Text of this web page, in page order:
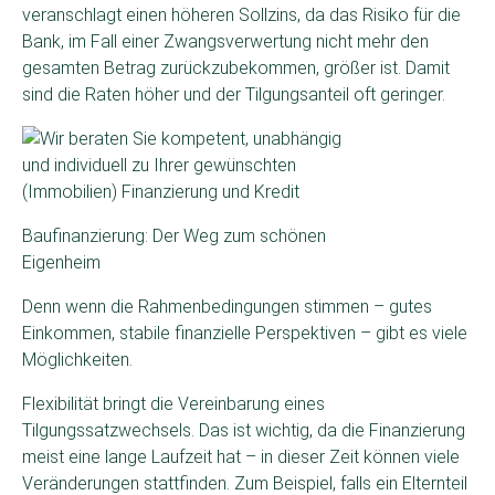
veranschlagt einen höheren Sollzins, da das Risiko für die
Bank, im Fall einer Zwangsverwertung nicht mehr den
gesamten Betrag zurückzubekommen, größer ist. Damit
sind die Raten höher und der Tilgungsanteil oft geringer.
Baufinanzierung: Der Weg zum schönen
Eigenheim
Denn wenn die Rahmenbedingungen stimmen – gutes
Einkommen, stabile finanzielle Perspektiven – gibt es viele
Möglichkeiten.
Flexibilität bringt die Vereinbarung eines
Tilgungssatzwechsels. Das ist wichtig, da die Finanzierung
meist eine lange Laufzeit hat – in dieser Zeit können viele
Veränderungen stattfinden. Zum Beispiel, falls ein Elternteil